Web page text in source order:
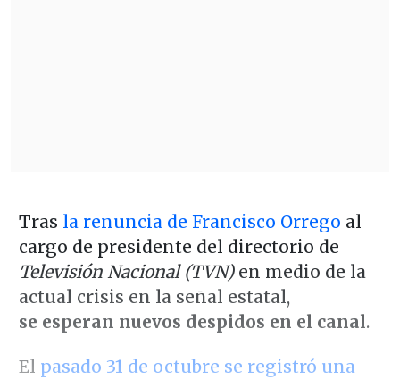
Tras la renuncia de Francisco Orrego al
cargo de presidente del directorio de
Televisión Nacional (TVN)en medio de la
actual crisis en la señal estatal,
se esperan nuevos despidos en el canal.
El pasado 31 de octubre se registró una